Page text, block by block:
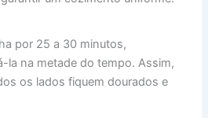
por 25 a 30 minutos,
la na metade do tempo. Assim,
os lados fiquem dourados e